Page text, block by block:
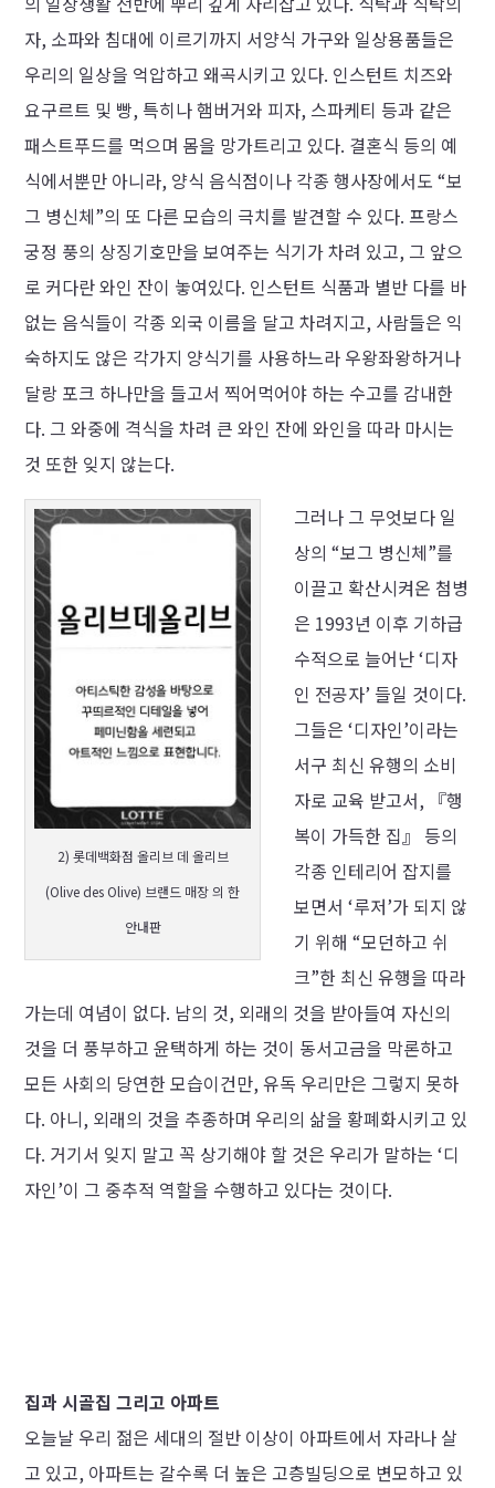
자, 소파와 침대에 이르기까지 서양식 가구와 일상용품들은
우리의 일상을 억압하고 왜곡시키고 있다. 인스턴트 치즈와
요구르트 및 빵, 특히나 햄버거와 피자, 스파케티 등과 같은
패스트푸드를 먹으며 몸을 망가트리고 있다. 결혼식 등의 예
식에서뿐만 아니라, 양식 음식점이나 각종 행사장에서도 “보
그 병신체”의 또 다른 모습의 극치를 발견할 수 있다. 프랑스
궁정 풍의 상징기호만을 보여주는 식기가 차려 있고, 그 앞으
로 커다란 와인 잔이 놓여있다. 인스턴트 식품과 별반 다를 바
없는 음식들이 각종 외국 이름을 달고 차려지고, 사람들은 익
숙하지도 않은 각가지 양식기를 사용하느라 우왕좌왕하거나
달랑 포크 하나만을 들고서 찍어먹어야 하는 수고를 감내한
다. 그 와중에 격식을 차려 큰 와인 잔에 와인을 따라 마시는
것 또한 잊지 않는다.
2) 롯데백화점 올리브 데 올리브
(Olive des Olive) 브랜드 매장 의 한
안내판
그러나 그 무엇보다 일
상의 “보그 병신체”를
이끌고 확산시켜온 첨병
은 1993년 이후 기하급
수적으로 늘어난 ‘디자
인 전공자’ 들일 것이다.
그들은 ‘디자인’이라는
서구 최신 유행의 소비
자로 교육 받고서, 『행
복이 가득한 집』 등의
각종 인테리어 잡지를
보면서 ‘루저’가 되지 않
기 위해 “모던하고 쉬
크”한 최신 유행을 따라
가는데 여념이 없다. 남의 것, 외래의 것을 받아들여 자신의
것을 더 풍부하고 윤택하게 하는 것이 동서고금을 막론하고
모든 사회의 당연한 모습이건만, 유독 우리만은 그렇지 못하
다. 아니, 외래의 것을 추종하며 우리의 삶을 황폐화시키고 있
다. 거기서 잊지 말고 꼭 상기해야 할 것은 우리가 말하는 ‘디
자인’이 그 중추적 역할을 수행하고 있다는 것이다.
집과 시골집 그리고 아파트
오늘날 우리 젊은 세대의 절반 이상이 아파트에서 자라나 살
고 있고, 아파트는 갈수록 더 높은 고층빌딩으로 변모하고 있